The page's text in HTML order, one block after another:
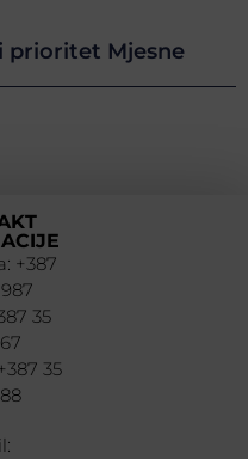
prioritet Mjesne
+387
35
35